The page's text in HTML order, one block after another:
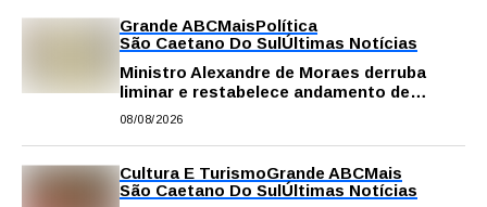
Grande ABCMaisPolítica
São Caetano Do SulÚltimas Notícias
Ministro Alexandre de Moraes derruba
liminar e restabelece andamento de
comissão processante contra vereador
08/08/2026
Cultura E TurismoGrande ABCMais
São Caetano Do SulÚltimas Notícias